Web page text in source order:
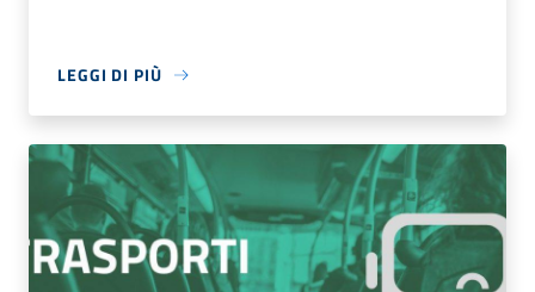
LEGGI DI PIÙ